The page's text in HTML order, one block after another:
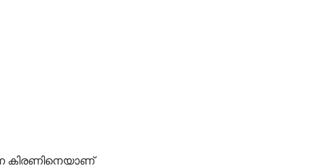
കിരണിനെയാണ്